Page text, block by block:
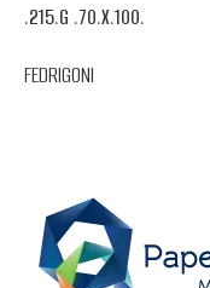
.215.G .70.X.100.
FEDRIGONI